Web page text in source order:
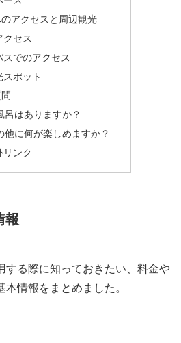
アクセスと周辺観光
セス
スでのアクセス
ポット
呂はありますか？
他に何が楽しめますか？
ンク
報
する際に知っておきたい、料金や
情報をまとめました。